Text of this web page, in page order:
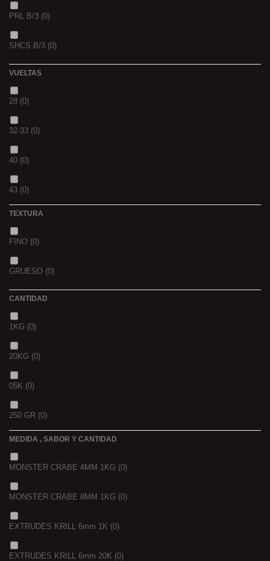
PIÑA
SCOPEX
TUTTI
FRESA
MIEL(0)
OCEAN LIVER
GOLDEN X
PRL B/3 (0)
SHCS B/3 (0)
VUELTAS
28 (0)
32-33 (0)
40 (0)
43 (0)
TEXTURA
FINO (0)
GRUESO (0)
CANTIDAD
1KG (0)
20KG (0)
05K (0)
250 GR (0)
MEDIDA , SABOR Y CANTIDAD
MONSTER CRABE 4MM 1KG (0)
MONSTER CRABE 8MM 1KG (0)
EXTRUDES KRILL 6mm 1K (0)
EXTRUDES KRILL 6mm 20K (0)